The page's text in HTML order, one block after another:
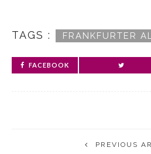
TAGS : FRANKFURTER
FACEBOOK
PREVIOUS